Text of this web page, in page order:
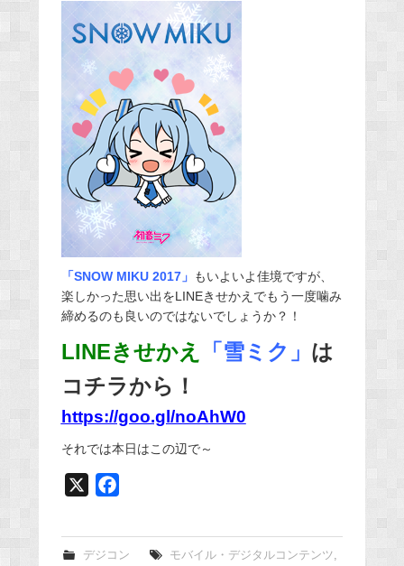
「SNOW MIKU 2017」 もいよいよ佳境ですが、
楽しかった思い出をLINEきせかえでもう一度噛み
締めるのも良いのではないでしょうか？！
LINEきせかえ 「雪ミク」 は
コチラから！
https://goo.gl/noAhW0
それでは本日はこの辺で～
e
デジコン モバイル・デジタルコンテンツ,